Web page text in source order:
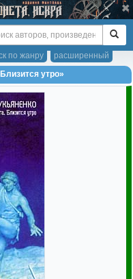
расширенный
по жанру
утро»